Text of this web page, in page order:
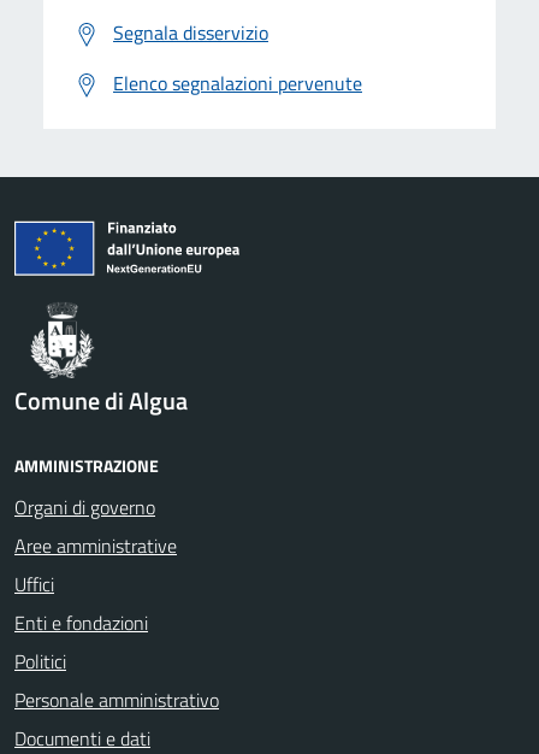
Segnala disservizio
Elenco segnalazioni pervenute
Comune di Algua
AMMINISTRAZIONE
Organi di governo
Aree amministrative
Uffici
Enti e fondazioni
Politici
Personale amministrativo
Documenti e dati